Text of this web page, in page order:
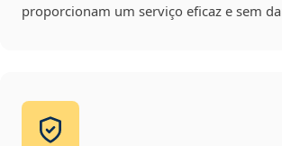
proporcionam um serviço eficaz e sem